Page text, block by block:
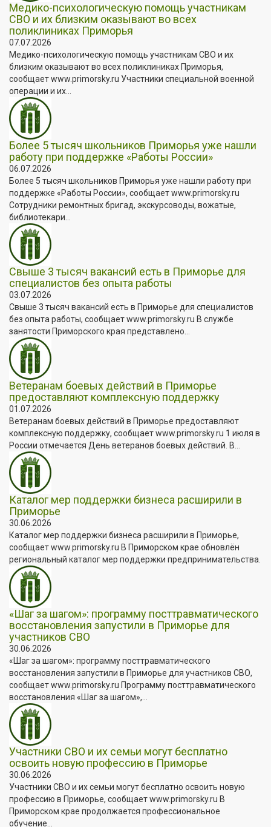
Медико-психологическую помощь участникам
СВО и их близким оказывают во всех
поликлиниках Приморья
07.07.2026
Медико-психологическую помощь участникам СВО и их
близким оказывают во всех поликлиниках Приморья,
сообщает www.primorsky.ru Участники специальной военной
операции и их...
Более 5 тысяч школьников Приморья уже нашли
работу при поддержке «Работы России»
06.07.2026
Более 5 тысяч школьников Приморья уже нашли работу при
поддержке «Работы России», сообщает www.primorsky.ru
Сотрудники ремонтных бригад, экскурсоводы, вожатые,
библиотекари...
Свыше 3 тысяч вакансий есть в Приморье для
специалистов без опыта работы
03.07.2026
Свыше 3 тысяч вакансий есть в Приморье для специалистов
без опыта работы, сообщает www.primorsky.ru В службе
занятости Приморского края представлено...
Ветеранам боевых действий в Приморье
предоставляют комплексную поддержку
01.07.2026
Ветеранам боевых действий в Приморье предоставляют
комплексную поддержку, сообщает www.primorsky.ru 1 июля в
России отмечается День ветеранов боевых действий. В...
Каталог мер поддержки бизнеса расширили в
Приморье
30.06.2026
Каталог мер поддержки бизнеса расширили в Приморье,
сообщает www.primorsky.ru В Приморском крае обновлён
региональный каталог мер поддержки предпринимательства.
«Шаг за шагом»: программу посттравматического
восстановления запустили в Приморье для
участников СВО
30.06.2026
«Шаг за шагом»: программу посттравматического
восстановления запустили в Приморье для участников СВО,
сообщает www.primorsky.ru Программу посттравматического
восстановления «Шаг за шагом»,...
Участники СВО и их семьи могут бесплатно
освоить новую профессию в Приморье
30.06.2026
Участники СВО и их семьи могут бесплатно освоить новую
профессию в Приморье, сообщает www.primorsky.ru В
Приморском крае продолжается профессиональное
обучение...